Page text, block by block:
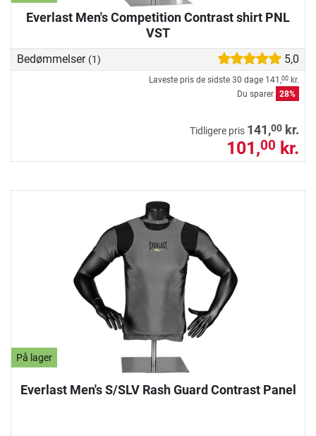
Everlast Men's Competition Contrast shirt PNL
VST
Bedømmelser (1) 5,0
Laveste pris de sidste 30 dage 141,00 kr.
Du sparer 28%
Tidligere pris 141,00 kr.
101,00 kr.
På lager
Everlast Men's S/SLV Rash Guard Contrast Panel